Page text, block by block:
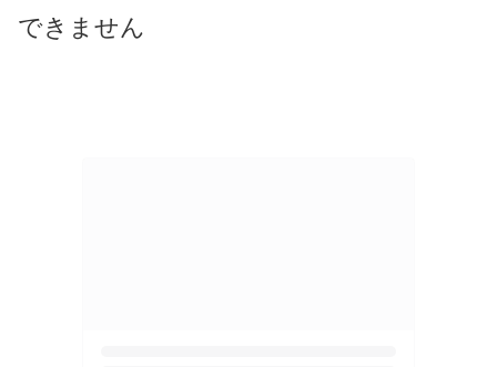
できません